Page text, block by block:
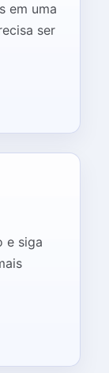
em uma
ser
e siga